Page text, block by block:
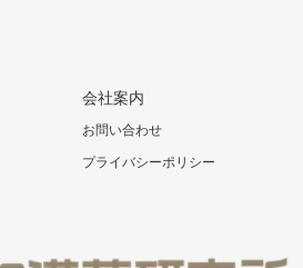
会社案内
お問い合わせ
プライバシーポリシー